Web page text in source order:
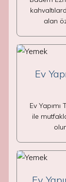
alan
Ev
Ev
ile